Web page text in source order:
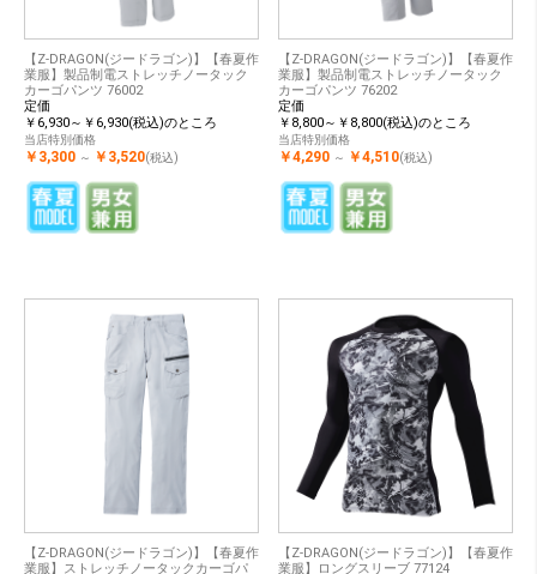
【Z-DRAGON(ジードラゴン)】【春夏作
業服】製品制電ストレッチノータック
カーゴパンツ 76002
定価
￥6,930～￥6,930(税込)のところ
当店特別価格
￥3,300 ～ ￥3,520(税込)
【Z-DRAGON(ジードラゴン)】【春夏作
業服】製品制電ストレッチノータック
カーゴパンツ 76202
定価
￥8,800～￥8,800(税込)のところ
当店特別価格
￥4,290 ～ ￥4,510(税込)
【Z-DRAGON(ジードラゴン)】【春夏作
業服】ストレッチノータックカーゴパ
【Z-DRAGON(ジードラゴン)】【春夏作
業服】ロングスリーブ 77124